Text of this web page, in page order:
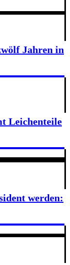
Jahren in
Leichenteile
werden: